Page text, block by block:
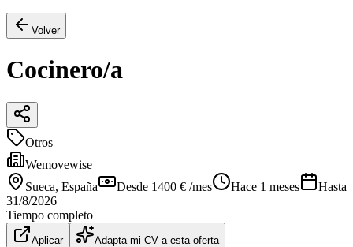
Volver
Cocinero/a
Otros
Wemovewise
Sueca, España Desde 1400 € /mes Hace 1 meses
Hasta
31/8/2026
Tiempo completo
Aplicar Adapta mi CV a esta oferta